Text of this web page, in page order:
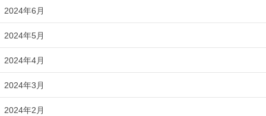
2024年6月
2024年5月
2024年4月
2024年3月
2024年2月